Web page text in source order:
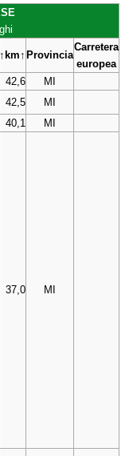
↑km↑ Provincia
Carretera
europea
42,6
MI
42,5
MI
40,1
MI
37,0 MI